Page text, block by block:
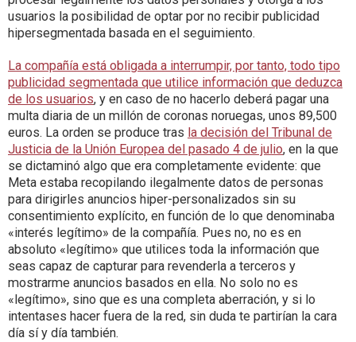
usuarios la posibilidad de optar por no recibir publicidad
hipersegmentada basada en el seguimiento.
La compañía está obligada a interrumpir, por tanto, todo tipo
publicidad segmentada que utilice información que deduzca
de los usuarios, y en caso de no hacerlo deberá pagar una
multa diaria de un millón de coronas noruegas, unos 89,500
euros. La orden se produce tras la decisión del Tribunal de
Justicia de la Unión Europea del pasado 4 de julio, en la que
se dictaminó algo que era completamente evidente: que
Meta estaba recopilando ilegalmente datos de personas
para dirigirles anuncios hiper-personalizados sin su
consentimiento explícito, en función de lo que denominaba
«interés legítimo» de la compañía. Pues no, no es en
absoluto «legítimo» que utilices toda la información que
seas capaz de capturar para revenderla a terceros y
mostrarme anuncios basados en ella. No solo no es
«legítimo», sino que es una completa aberración, y si lo
intentases hacer fuera de la red, sin duda te partirían la cara
día sí y día también.